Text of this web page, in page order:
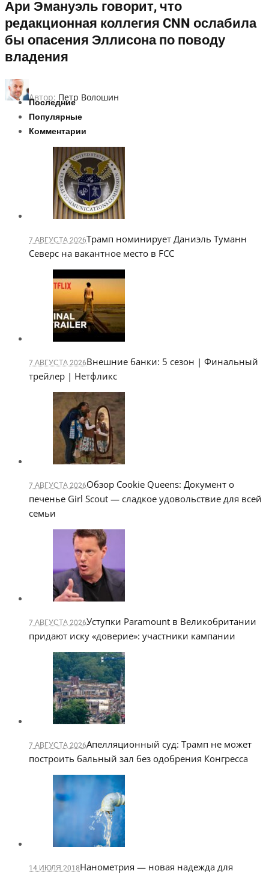
Ари Эмануэль говорит, что
редакционная коллегия CNN ослабила
бы опасения Эллисона по поводу
владения
Автор: Петр Волошин
Последние
Популярные
Комментарии
7 АВГУСТА 2026Трамп номинирует Даниэль Туманн
Северс на вакантное место в FCC
7 АВГУСТА 2026Внешние банки: 5 сезон | Финальный
трейлер | Нетфликс
7 АВГУСТА 2026Обзор Cookie Queens: Документ о
печенье Girl Scout — сладкое удовольствие для всей
семьи
7 АВГУСТА 2026Уступки Paramount в Великобритании
придают иску «доверие»: участники кампании
7 АВГУСТА 2026Апелляционный суд: Трамп не может
построить бальный зал без одобрения Конгресса
14 ИЮЛЯ 2018Нанометрия — новая надежда для